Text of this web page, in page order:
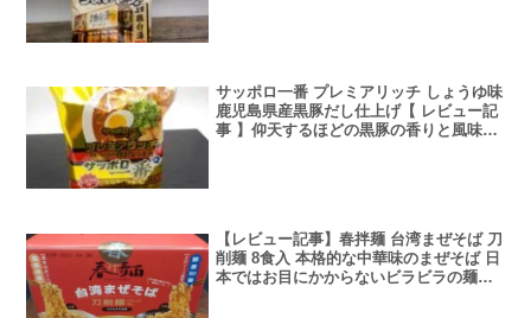
サッポロ一番 プレミアリッチ しょうゆ味
鹿児島県産黒豚だし仕上げ【 レビュー記
事 】仰天するほどの黒豚の香りと風味に
【レビュー記事】春拌麺 台湾まぜそば 刀
削麺 8食入 本格的な中華味のまぜそば 日
本ではお目にかからないビラビラの麺